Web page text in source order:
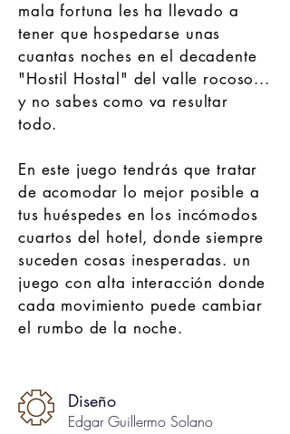
mala fortuna les ha llevado a
tener que hospedarse unas
cuantas noches en el decadente
"Hostil Hostal" del valle rocoso...
y no sabes como va resultar
todo.
En este juego tendrás que tratar
de acomodar lo mejor posible a
tus huéspedes en los incómodos
cuartos del hotel, donde siempre
suceden cosas inesperadas. un
juego con alta interacción donde
cada movimiento puede cambiar
el rumbo de la noche.
Diseño
Edgar Guillermo Solano